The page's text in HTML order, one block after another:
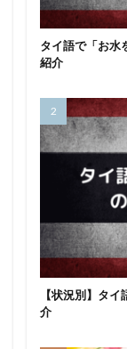
タイ語で「お水
紹介
【状況別】タ
介